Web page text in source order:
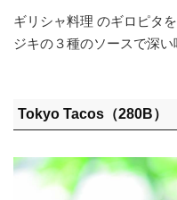
ギリシャ料理 のギロピタ
ジキの３種のソースで深い
Tokyo Tacos（280B）